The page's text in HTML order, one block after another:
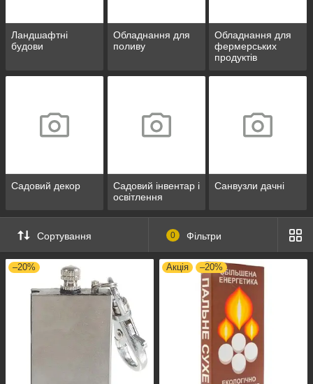
Ландшафтні
будови
Обладнання для
поливу
Обладнання для
фермерських
продуктів
Садовий декор
Садовий інвентар і
освітлення
Санвузли дачні
Сортування 0 Фільтри
–20% Акція –20%